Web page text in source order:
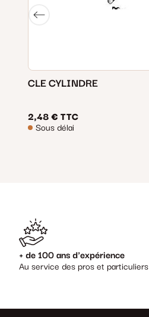
CLE CYLINDRE
2,48 € TTC
Sous délai
+ de 100 ans d'expérience
Au service des pros et particuliers